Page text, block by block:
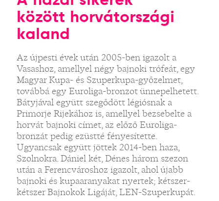
között horvátországi
kaland
Az újpesti évek után 2005-ben igazolt a
Vasashoz, amellyel négy bajnoki trófeát, egy
Magyar Kupa- és Szuperkupa-győzelmet,
továbbá egy Euroliga-bronzot ünnepelhetett.
Bátyjával együtt szegődött légiósnak a
Primorje Rijekához is, amellyel bezsebelte a
horvát bajnoki címet, az előző Euroliga-
bronzát pedig ezüstté fényesítette.
Ugyancsak együtt jöttek 2014-ben haza,
Szolnokra. Dániel két, Dénes három szezon
után a Ferencvároshoz igazolt, ahol újabb
bajnoki és kupaaranyakat nyertek; kétszer-
kétszer Bajnokok Ligáját, LEN-Szuperkupát.